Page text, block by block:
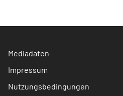
Mediadaten
Impressum
Nutzungsbedingungen